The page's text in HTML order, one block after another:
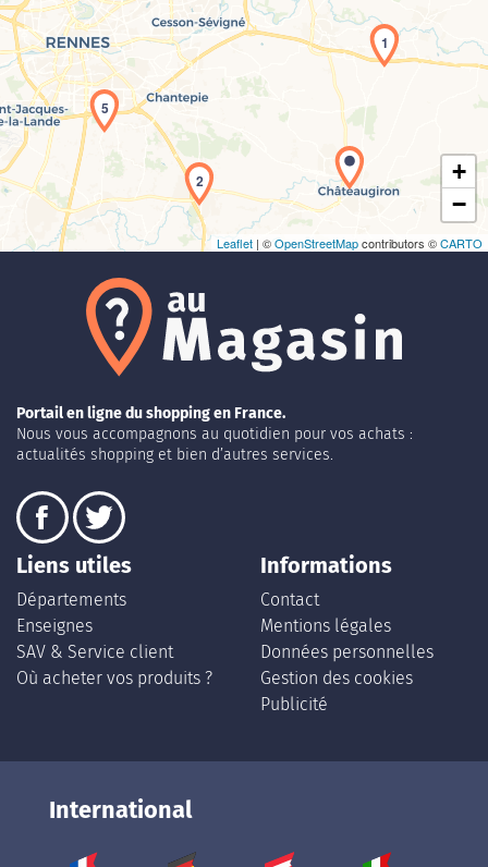
Chargement de la carte en cours...
1
2
5
+
−
Leaflet | ©OpenStreetMapcontributors ©CARTO
Portail en ligne du shopping en France.
Nous vous accompagnons au quotidien pour vos achats :
actualités shopping et bien d’autres services.
Liens utiles
Départements
Enseignes
SAV & Service client
Où acheter vos produits ?
Informations
Contact
Mentions légales
Données personnelles
Gestion des cookies
Publicité
International